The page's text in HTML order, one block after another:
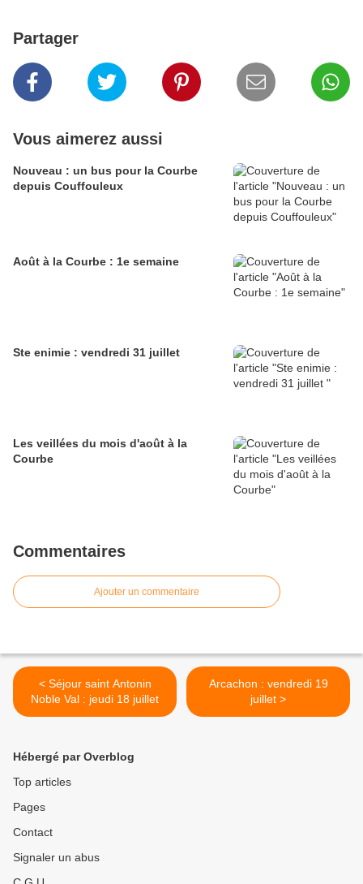
Partager
Vous aimerez aussi
Nouveau : un bus pour la Courbe
depuis Couffouleux
Août à la Courbe : 1e semaine
Ste enimie : vendredi 31 juillet
Les veillées du mois d'août à la
Courbe
Commentaires
Ajouter un commentaire
< Séjour saint Antonin
Noble Val : jeudi 18 juillet
Arcachon : vendredi 19
juillet >
Hébergé par Overblog
Top articles
Pages
Contact
Signaler un abus